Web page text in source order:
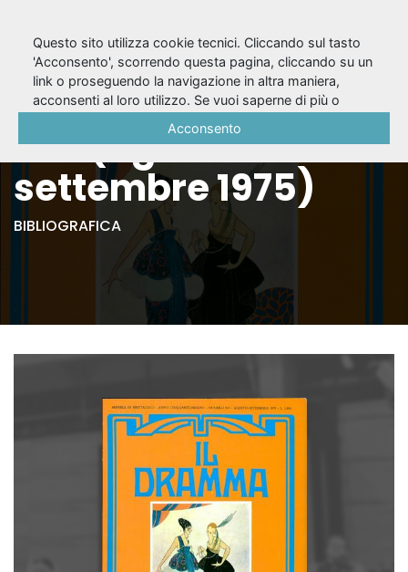
Il Dramma, A. 51, n.
8-9 (agosto-
settembre 1975)
BIBLIOGRAFICA
Questo sito utilizza cookie tecnici. Cliccando sul tasto
'Acconsento', scorrendo questa pagina, cliccando su un
link o proseguendo la navigazione in altra maniera,
acconsenti al loro utilizzo. Se vuoi saperne di più o
Acconsento